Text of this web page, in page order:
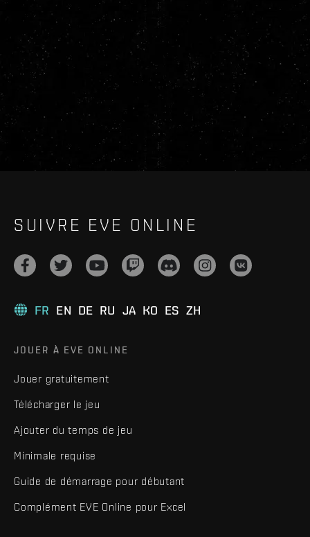
SUIVRE EVE ONLINE
FR EN DE RU JA KO ES ZH
JOUER À EVE ONLINE
Jouer gratuitement
Télécharger le jeu
Ajouter du temps de jeu
Minimale requise
Guide de démarrage pour débutant
Complément EVE Online pour Excel